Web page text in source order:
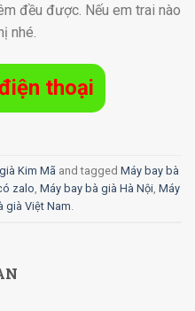
đều được. Nếu em trai nào
nhé.
thoại
Kim Mã and tagged Máy bay bà
zalo Máy bay bà già Hà Nội Máy
già Việt Nam